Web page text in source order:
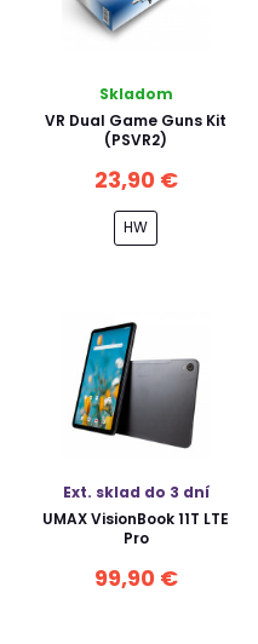
Skladom
VR Dual Game Guns Kit
(PSVR2)
23,90 €
HW
Ext. sklad do 3 dní
UMAX VisionBook 11T LTE
Pro
99,90 €